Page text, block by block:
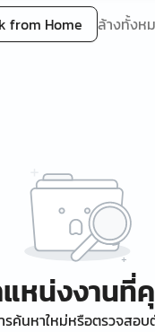
from Home ล้างทั้งห
หน่งงาน
รค้นหาใหม่หรือตรวจสอ